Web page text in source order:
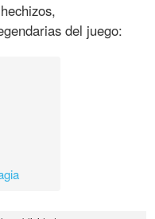
del juego: